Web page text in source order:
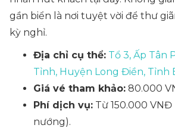
gần biển là nơi tuyệt vời để thư
kỳ nghỉ.
Địa chỉ cụ thể: Tổ 3, Ấp Tân
Tỉnh, Huyện Long Điền, Tỉnh
Giá vé tham khảo: 80.000
Phí dịch vụ: Từ 150.000
nướng).